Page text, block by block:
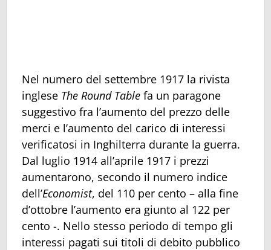
Nel numero del settembre 1917 la rivista
inglese The Round Table fa un paragone
suggestivo fra l’aumento del prezzo delle
merci e l’aumento del carico di interessi
verificatosi in Inghilterra durante la guerra.
Dal luglio 1914 all’aprile 1917 i prezzi
aumentarono, secondo il numero indice
dell’Economist, del 110 per cento – alla fine
d’ottobre l’aumento era giunto al 122 per
cento -. Nello stesso periodo di tempo gli
interessi pagati sui titoli di debito pubblico